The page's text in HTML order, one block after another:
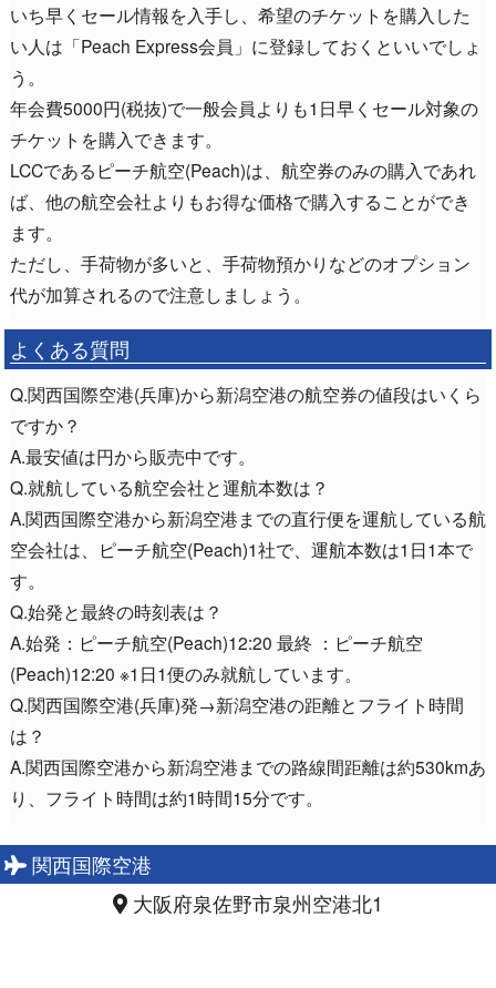
いち早くセール情報を入手し、希望のチケットを購入した
い人は「Peach Express会員」に登録しておくといいでしょ
う。
年会費5000円(税抜)で一般会員よりも1日早くセール対象の
チケットを購入できます。
LCCであるピーチ航空(Peach)は、航空券のみの購入であれ
ば、他の航空会社よりもお得な価格で購入することができ
ます。
ただし、手荷物が多いと、手荷物預かりなどのオプション
代が加算されるので注意しましょう。
よくある質問
Q.関西国際空港(兵庫)から新潟空港の航空券の値段はいくら
ですか？
A.最安値は円から販売中です。
Q.就航している航空会社と運航本数は？
A.関西国際空港から新潟空港までの直行便を運航している航
空会社は、ピーチ航空(Peach)1社で、運航本数は1日1本で
す。
Q.始発と最終の時刻表は？
A.始発：ピーチ航空(Peach)12:20 最終 ：ピーチ航空
(Peach)12:20 ※1日1便のみ就航しています。
Q.関西国際空港(兵庫)発→新潟空港の距離とフライト時間
は？
A.関西国際空港から新潟空港までの路線間距離は約530kmあ
り、フライト時間は約1時間15分です。
関西国際空港
大阪府泉佐野市泉州空港北1